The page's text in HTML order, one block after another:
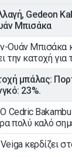
Gedeon
Μπισάκα
Ουάν Μπισάκα
την κατοχή
μπάλας:
23%.
Ο Cedric
πολύ καλό
κερδίζει